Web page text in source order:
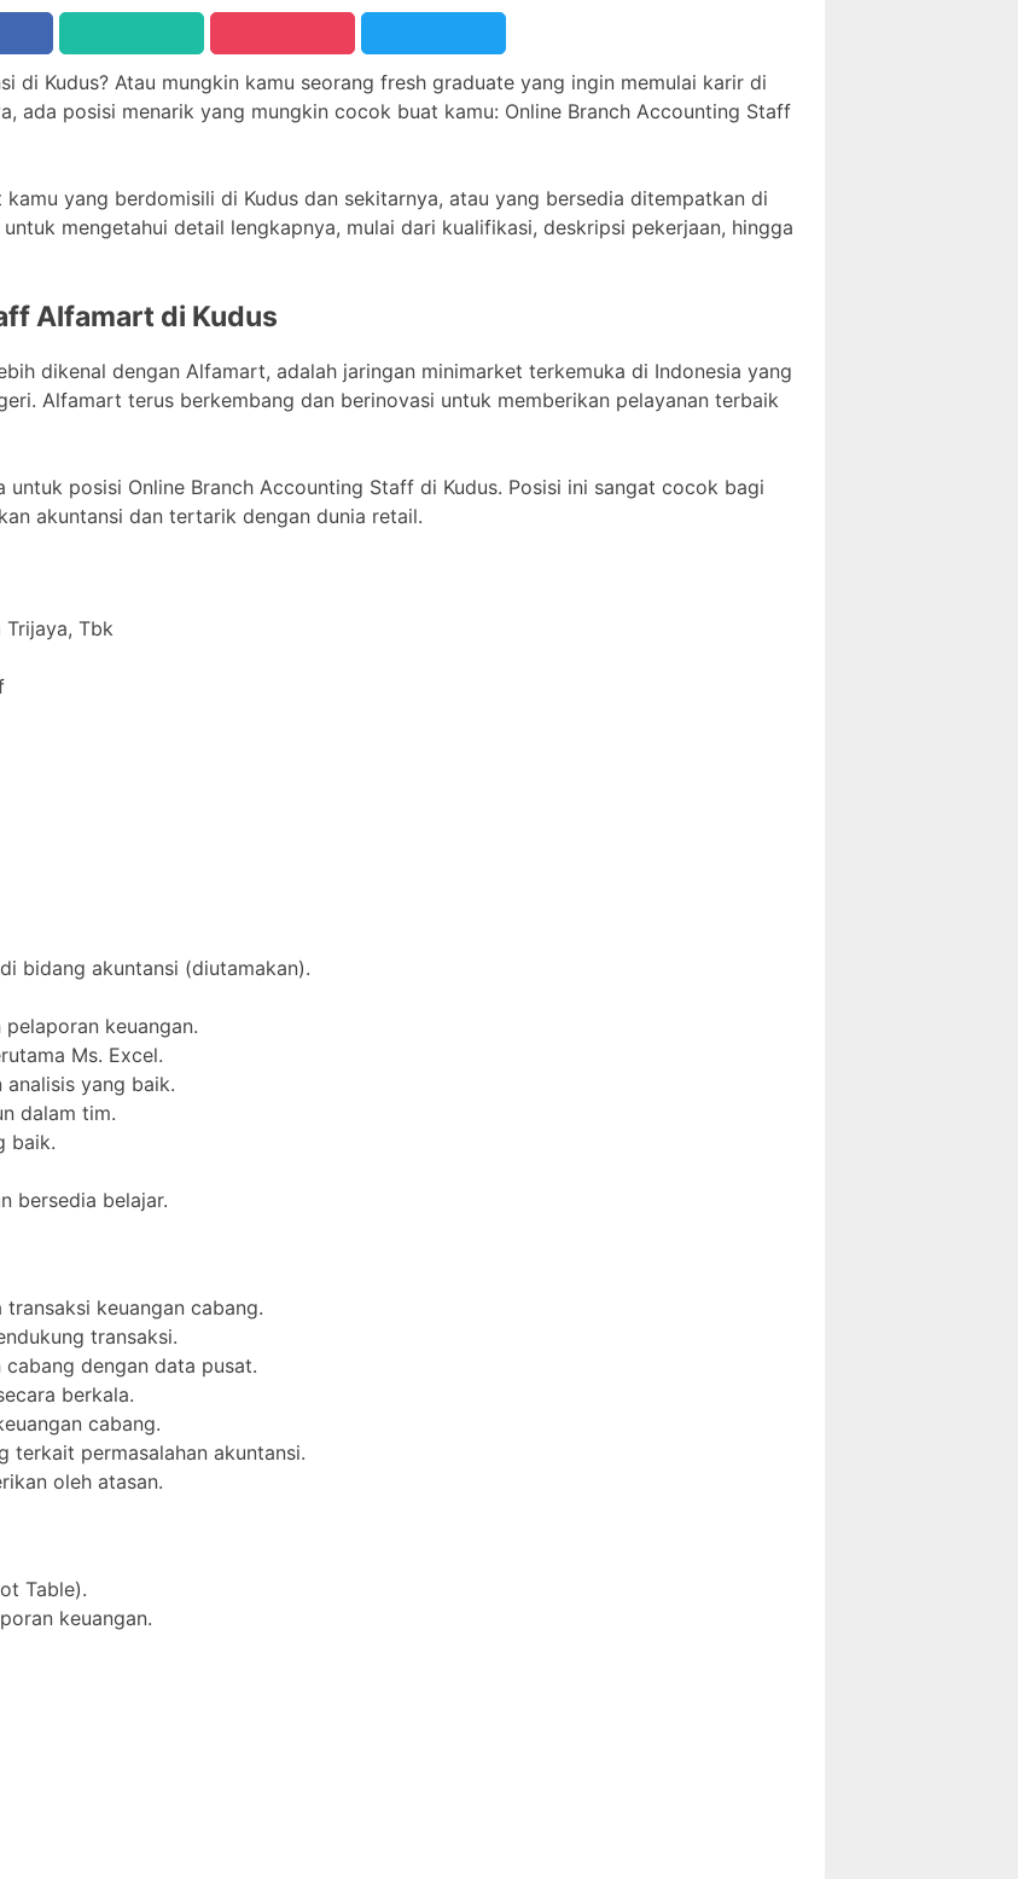
di Kudus? Atau mungkin kamu seorang fresh graduate yang ingin memulai karir di
ada posisi menarik yang mungkin cocok buat kamu: Online Branch Accounting Staff
yang berdomisili di Kudus dan sekitarnya, atau yang bersedia ditempatkan di
mengetahui detail lengkapnya, mulai dari kualifikasi, deskripsi pekerjaan, hingga
Alfamart di Kudus
dikenal dengan Alfamart, adalah jaringan minimarket terkemuka di Indonesia yang
Alfamart terus berkembang dan berinovasi untuk memberikan pelayanan terbaik
posisi Online Branch Accounting Staff di Kudus. Posisi ini sangat cocok bagi
akuntansi dan tertarik dengan dunia retail.
Trijaya, Tbk
bidang akuntansi (diutamakan).
keuangan.
Ms. Excel.
yang baik.
dalam tim.
baik.
bersedia belajar.
keuangan cabang.
transaksi.
dengan data pusat.
berkala.
cabang.
terkait permasalahan akuntansi.
oleh atasan.
Table).
keuangan.